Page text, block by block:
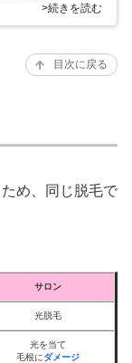
>続きを読む
目次に戻る
ため、同じ脱毛で
サロン
光脱毛
光を当て
毛根にダメージ